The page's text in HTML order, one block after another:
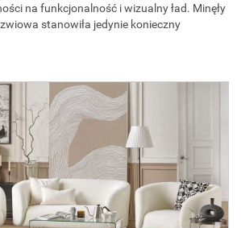
na funkcjonalność i wizualny ład. Minęły
stanowiła jedynie konieczny